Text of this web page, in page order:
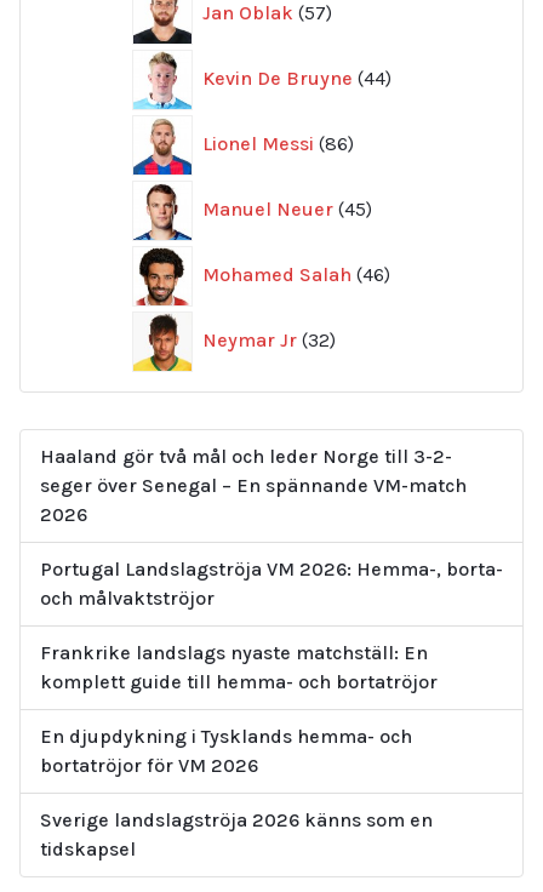
Jan Oblak 57
produkter
Kevin De Bruyne 44
produkter
Lionel Messi 86
produkter
Manuel Neuer 45
produkter
Mohamed Salah 46
produkter
Neymar Jr 32
produkter
Haaland gör två mål och leder Norge till 3-2-
seger över Senegal – En spännande VM-match
2026
Portugal Landslagströja VM 2026: Hemma-, borta-
och målvaktströjor
Frankrike landslags nyaste matchställ: En
komplett guide till hemma- och bortatröjor
En djupdykning i Tysklands hemma- och
bortatröjor för VM 2026
Sverige landslagströja 2026 känns som en
tidskapsel